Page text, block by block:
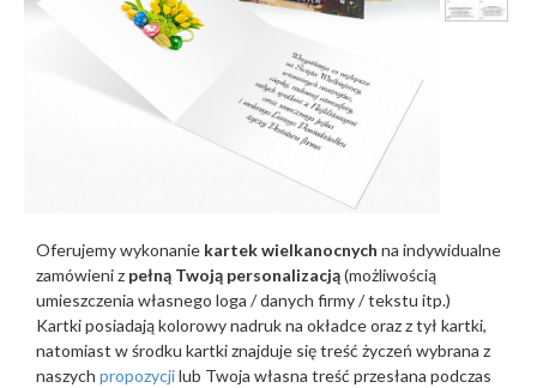
Oferujemy wykonanie kartek wielkanocnych na indywidualne
zamówieni z pełną Twoją personalizacją(możliwością
umieszczenia własnego loga / danych firmy / tekstu itp.)
Kartki posiadają kolorowy nadruk na okładce oraz z tył kartki,
natomiast w środku kartki znajduje się treść życzeń wybrana z
naszych propozycjilub Twoja własna treść przesłana podczas